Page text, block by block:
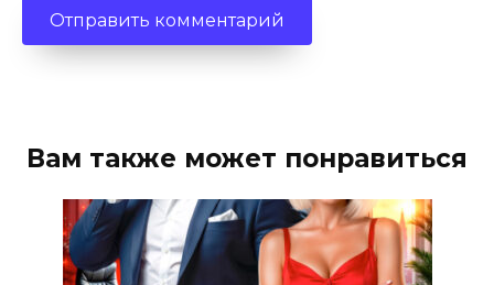
Вам также может понравиться